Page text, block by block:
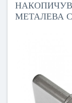
МЕТАЛЕВА